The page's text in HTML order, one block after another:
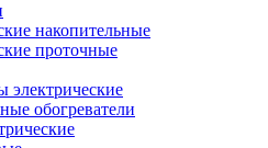
накопительные
проточные
электрические
обогреватели